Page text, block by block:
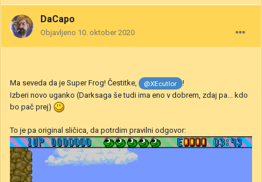
DaCapo
Objavljeno 10. oktober 2020
Ma seveda da je Super Frog! Čestitke, @XEcutIor
!
Izberi novo uganko (Darksaga še tudi ima eno v dobrem, zdaj pa... kdo
bo pač prej)
To je pa original sličica, da potrdim pravilni odgovor: